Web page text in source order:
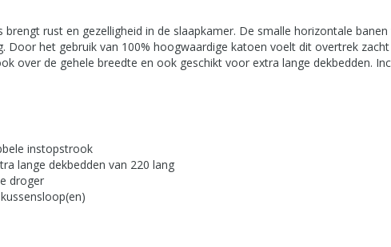
brengt rust en gezelligheid in de slaapkamer. De smalle horizontale
Door het gebruik van 100% hoogwaardige katoen voelt dit overtrek
over de gehele breedte en ook geschikt voor extra lange dekbedden.
instopstrook
lange dekbedden van 220 lang
droger